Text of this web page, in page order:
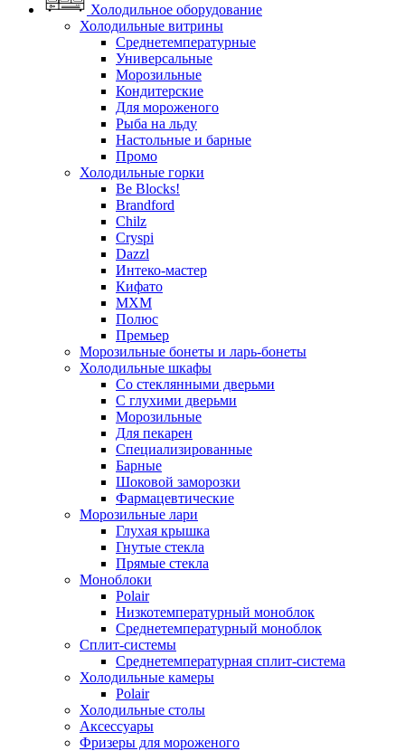
Холодильное оборудование
Холодильные витрины
Среднетемпературные
Универсальные
Морозильные
Кондитерские
Для мороженого
Рыба на льду
Настольные и барные
Промо
Холодильные горки
Be Blocks!
Brandford
Chilz
Cryspi
Dazzl
Интеко-мастер
Кифато
МХМ
Полюс
Премьер
Морозильные бонеты и ларь-бонеты
Холодильные шкафы
Со стеклянными дверьми
С глухими дверьми
Морозильные
Для пекарен
Специализированные
Барные
Шоковой заморозки
Фармацевтические
Морозильные лари
Глухая крышка
Гнутые стекла
Прямые стекла
Моноблоки
Polair
Низкотемпературный моноблок
Среднетемпературный моноблок
Сплит-системы
Среднетемпературная сплит-система
Холодильные камеры
Polair
Холодильные столы
Аксессуары
Фризеры для мороженого